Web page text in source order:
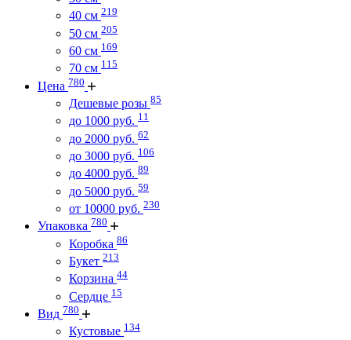
40 см 219
50 см 205
60 см 169
70 см 115
Цена 780
Дешевые розы 85
до 1000 руб. 11
до 2000 руб. 62
до 3000 руб. 106
до 4000 руб. 89
до 5000 руб. 59
от 10000 руб. 230
Упаковка 780
Коробка 86
Букет 213
Корзина 44
Сердце 15
Вид 780
Кустовые 134